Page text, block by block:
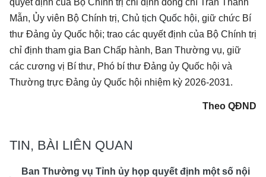
quyết định của Bộ Chính trị chỉ định đồng chí Trần Thanh
Mẫn, Ủy viên Bộ Chính trị, Chủ tịch Quốc hội, giữ chức Bí
thư Đảng ủy Quốc hội; trao các quyết định của Bộ Chính trị
chỉ định tham gia Ban Chấp hành, Ban Thường vụ, giữ
các cương vị Bí thư, Phó bí thư Đảng ủy Quốc hội và
Thường trực Đảng ủy Quốc hội nhiệm kỳ 2026-2031.
Theo QĐND
TIN, BÀI LIÊN QUAN
Ban Thường vụ Tỉnh ủy họp quyết định một số nội